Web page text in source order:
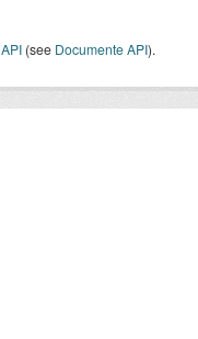
API (see Documente API).